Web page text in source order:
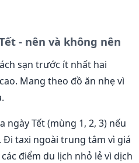
- nên và không nên
sạn trước ít nhất hai
Mang theo đồ ăn nhẹ vì
ngày Tết (mùng 1, 2, 3) nếu
taxi ngoài trung tâm vì giá
điểm du lịch nhỏ lẻ vì dịch